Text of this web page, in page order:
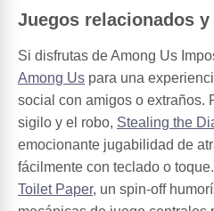
Juegos relacionados
Si disfrutas de Among Us
Among Us para una
social con amigos o extraños.
sigilo y el robo, Stealing the
emocionante jugabilidad de
fácilmente con teclado o
Toilet Paper, un spin-off